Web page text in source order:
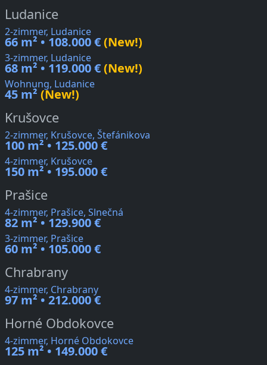
Ludanice
2-zimmer, Ludanice
66 m² • 108.000 €(New!)
3-zimmer, Ludanice
68 m² • 119.000 €(New!)
Wohnung, Ludanice
45 m² (New!)
Krušovce
2-zimmer, Krušovce, Štefánikova
100 m² • 125.000 €
4-zimmer, Krušovce
150 m² • 195.000 €
Prašice
4-zimmer, Prašice, Slnečná
82 m² • 129.900 €
3-zimmer, Prašice
60 m² • 105.000 €
Chrabrany
4-zimmer, Chrabrany
97 m² • 212.000 €
Horné Obdokovce
4-zimmer, Horné Obdokovce
125 m² • 149.000 €